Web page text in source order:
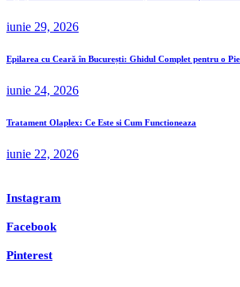
iunie 29, 2026
Epilarea cu Ceară în București: Ghidul Complet pentru o
iunie 24, 2026
Tratament Olaplex: Ce Este si Cum Functioneaza
iunie 22, 2026
Instagram
Facebook
Pinterest